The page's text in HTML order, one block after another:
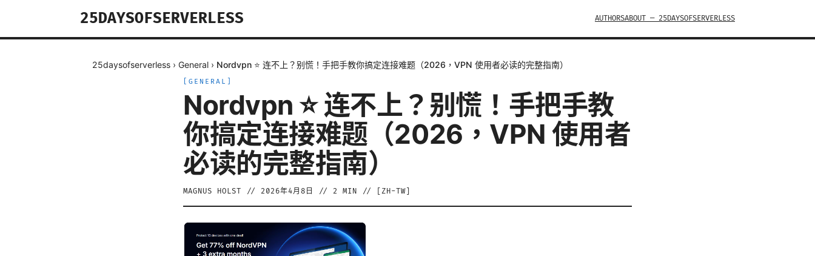
25DAYSOFSERVERLESS AUTHORSABOUT — 25DAYSOFSERVERLESS
25daysofserverless › General › Nordvpn ⭐ 连不上？别慌！手把手教你搞定连接难题（2026，VPN 使用者必读的完整指南）
GENERAL
Nordvpn ⭐ 连不上？别慌！手把手教
你搞定连接难题（2026，VPN 使用者
必读的完整指南）
MAGNUS HOLST // 2026年4月8日 // 2 MIN // [ ZH-TW